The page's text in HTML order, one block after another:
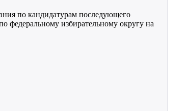
по кандидатурам последующего
федеральному избирательному округу на